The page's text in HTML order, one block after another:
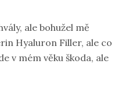
ale bohužel mě
Hyaluron Filler, ale co
v mém věku škoda, ale